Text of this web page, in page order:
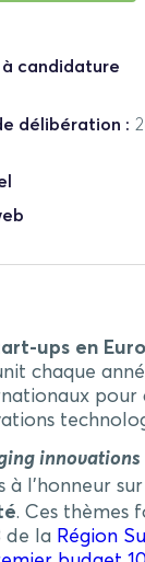
candidature
délibération :
ups en
chaque
pour
innovations
à l’honneur
. Ces thèmes
de la Région